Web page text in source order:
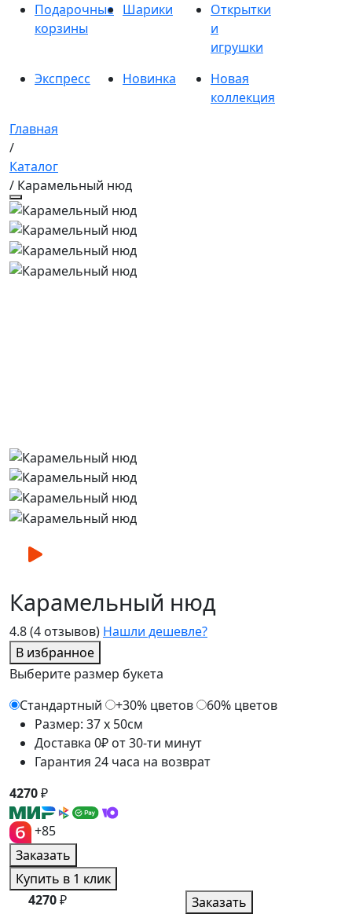
Подарочные
корзины
Шарики
Открытки
и
игрушки
Экспресс
Новинка
Новая
коллекция
Главная
/
Каталог
/ Карамельный нюд
4.8(4 отзывов) Нашли дешевле?
В избранное
Карамельный нюд
Выберите размер букета
Стандартный
+30% цветов
60% цветов
Размер: 37 x 50см
Доставка 0₽ от 30-ти минут
Гарантия 24 часа на возврат
4270₽
+85
Заказать
Купить в 1 клик
4270₽ Заказать